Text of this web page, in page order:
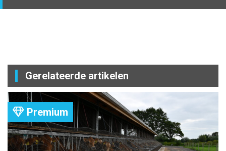
Gerelateerde artikelen
Premium